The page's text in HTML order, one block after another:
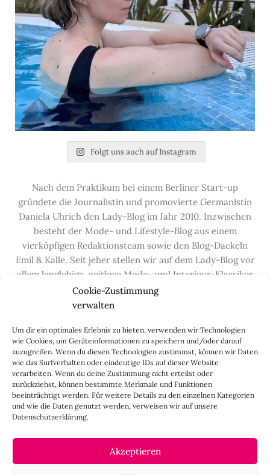
Cookie-Zustimmung
verwalten
Um dir ein optimales Erlebnis zu bieten, verwenden wir Technologien
wie Cookies, um Geräteinformationen zu speichern und/oder darauf
zuzugreifen. Wenn du diesen Technologien zustimmst, können wir Daten
wie das Surfverhalten oder eindeutige IDs auf dieser Website
verarbeiten. Wenn du deine Zustimmung nicht erteilst oder
zurückziehst, können bestimmte Merkmale und Funktionen
beeinträchtigt werden. Für weitere Details zu den einzelnen Kategorien
und wie die Daten genutzt werden, verweisen wir auf unsere
Datenschutzerklärung.
Akzeptieren
Folgt uns auch auf Instagram
Nach dem Praktikum bei einem Berliner Start-up
gründete die Journalistin und promovierte Germanistin
Daniela Uhrich den Lady-Blog im Jahr 2010. Inzwischen
besteht der Mode- und Lifestyle-Blog aus einem
vierköpfigen Redaktionsteam sowie den Blog-Dackeln
Emil & Kalle. Seit jeher stellen wir auf dem Lady-Blog vor
allem langlebige, zeitlose Mode- und Interieur-Klassiker
vor, die hochwertig verarbeitet und unter guten
Bedingungen hergestellt wurden – gerne „Made in
Handwerksberufe und kleine feine Firmen, denen wir
hier auf dem Blog eine Präsentationsfläche bieten, sowie
alle Dinge, die das Leben ein bisschen schöner machen.
Darüber hinaus legen wir großen Wert auf den
Austausch mit Euch, den Leserinnen – über die
Kommentarfunktion, dieLady-Frage, dieLove-List
auch überInstagram